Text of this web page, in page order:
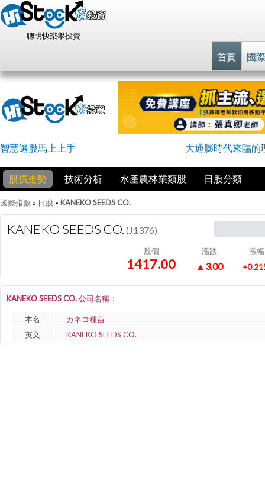
聰明快樂學投資
首頁 國
智慧選股馬上上手 大通膨時代來臨的
股價走勢 技術分析 水產農林業類股 日股分類
國際指數 » 日股 » KANEKO SEEDS CO.
KANEKO SEEDS CO. (J1376)
股價
1417.00
漲跌
▲3.00
漲幅
KANEKO SEEDS CO. 公司名稱：
本名
カネコ種苗
英文
KANEKO SEEDS CO.